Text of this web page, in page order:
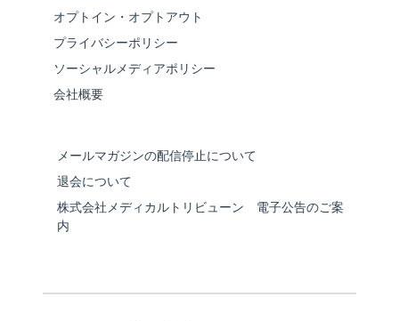
オプトイン・オプトアウト
プライバシーポリシー
ソーシャルメディアポリシー
会社概要
メールマガジンの配信停止について
退会について
株式会社メディカルトリビューン 電子公告のご案
内